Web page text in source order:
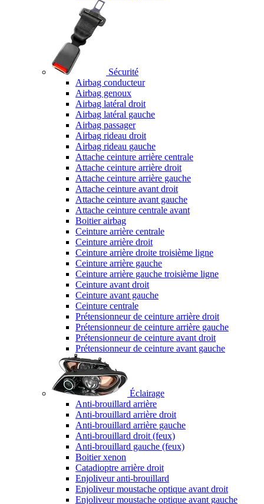
Sécurité
Airbag conducteur
Airbag genoux
Airbag latéral droit
Airbag latéral gauche
Airbag passager
Airbag rideau droit
Airbag rideau gauche
Attache ceinture arrière centrale
Attache ceinture arrière droit
Attache ceinture arrière gauche
Attache ceinture avant droit
Attache ceinture avant gauche
Attache ceinture centrale avant
Boitier airbag
Ceinture arrière centrale
Ceinture arrière droit
Ceinture arrière droite troisième ligne
Ceinture arrière gauche
Ceinture arrière gauche troisième ligne
Ceinture avant droit
Ceinture avant gauche
Ceinture centrale
Prétensionneur de ceinture arrière droit
Prétensionneur de ceinture arrière gauche
Prétensionneur de ceinture avant droit
Prétensionneur de ceinture avant gauche
Éclairage
Anti-brouillard arrière
Anti-brouillard arrière droit
Anti-brouillard arrière gauche
Anti-brouillard droit (feux)
Anti-brouillard gauche (feux)
Boitier xenon
Catadioptre arrière droit
Enjoliveur anti-brouillard
Enjoliveur moustache optique avant droit
Enjoliveur moustache optique avant gauche